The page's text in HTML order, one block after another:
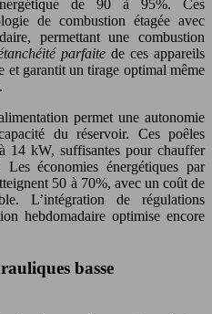
de 90 à 95%. Ces
de combustion étagée avec
permettant une combustion
parfaite de ces appareils
et garantit un tirage optimal même
permet une autonomie
du réservoir. Ces poêles
14 kW, suffisantes pour chauffer
économies énergétiques par
50 à 70%, avec un coût de
L’intégration de régulations
hebdomadaire optimise encore
basse